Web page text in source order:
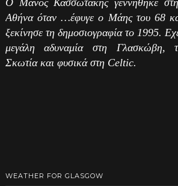
Ο Μάνος Κασσωτάκης γεννήθηκε
Αθήνα όταν …έφυγε ο Μάης του 68
ξεκίνησε τη δημοσιογραφία το 1995.
μεγάλη αδυναμία στη Γλασκώβη,
Σκωτία και φυσικά στη Celtic.
WEATHER FOR GLASGOW